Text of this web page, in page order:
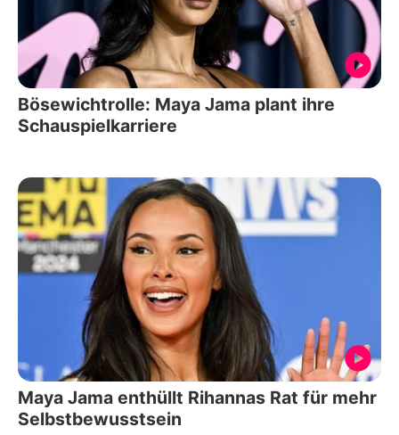
Bösewichtrolle: Maya Jama plant ihre
Schauspielkarriere
Maya Jama enthüllt Rihannas Rat für mehr
Selbstbewusstsein